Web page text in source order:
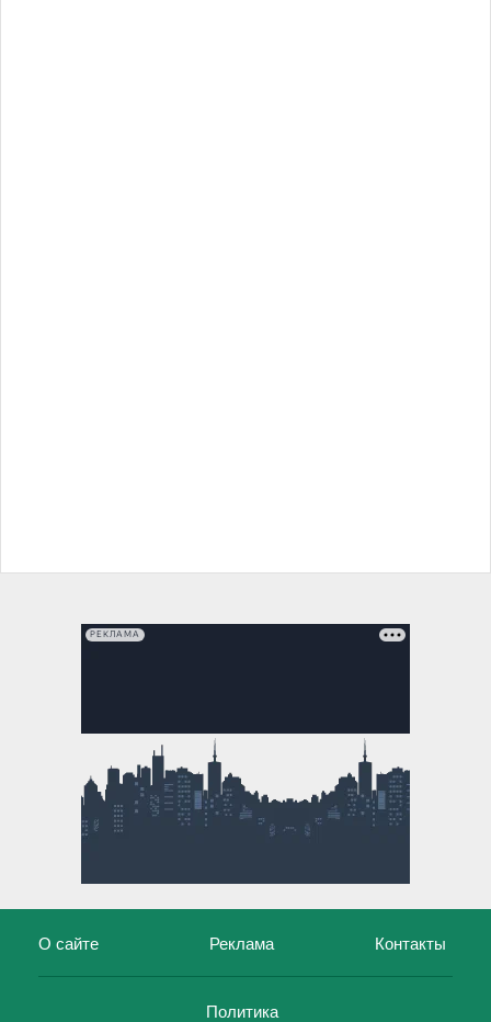
РЕКЛАМА
О сайте Реклама Контакты
Политика